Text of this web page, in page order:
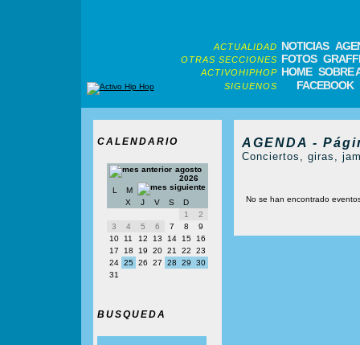
ACTUALIDAD NOTICIAS
OTRAS SECCIONES FOTOS
ACTIVOHIPHOP HOME SOBRE
SIGUENOS FACEBOOK
CALENDARIO
agosto
2026
L
M
X
J V S
D
1
2
3
4 5 6 7 8
9
10
11 12 13 14 15
16
17
18 19 20 21 22
23
24 25 26 27 28 29
30
31
BUSQUEDA
AGENDA -
Conciertos, giras,
No se han encontrado